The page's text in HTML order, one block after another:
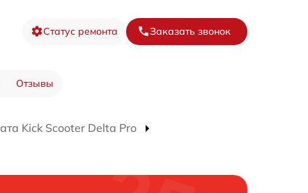
Статус ремонта Заказать звонок
Отзывы
Kick Scooter Delta Pro